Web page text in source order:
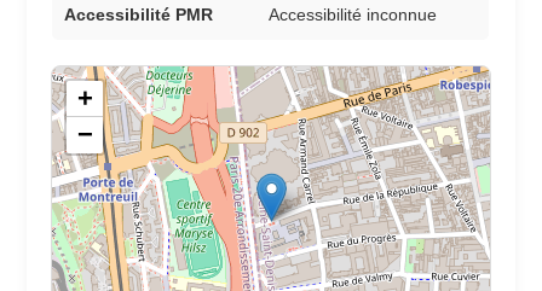
Accessibilité PMR Accessibilité inconnue
+
−